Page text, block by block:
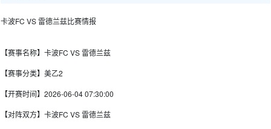
卡波FC VS 雷德兰兹比赛情报
【赛事名称】 卡波FC VS 雷德兰兹
【赛事分类】 美乙2
【开赛时间】 2026-06-04 07:30:00
【对阵双方】 卡波FC VS 雷德兰兹